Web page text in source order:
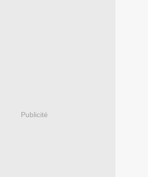
Publicité